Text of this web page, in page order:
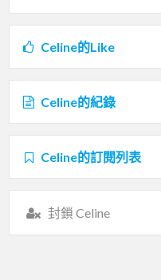
Celine的Like
Celine的紀錄
Celine的訂閱列表
封鎖 Celine